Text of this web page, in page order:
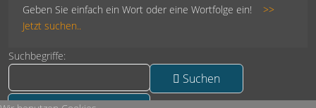
Geben Sie einfach ein Wort oder eine Wortfolge ein!
>>
Jetzt suchen..
Suchformular
Suchbegriffe:
Suchen